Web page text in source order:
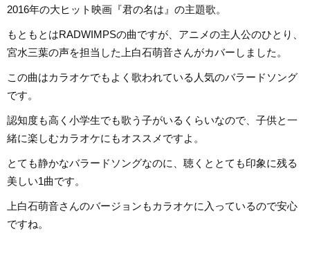
2016年の大ヒット映画『君の名は』の主題歌。
もともとはRADWIMPSの曲ですが、アニメの主人公のひとり、
宮水三葉の声を担当した上白石萌音さんがカバーしました。
この曲はカラオケでもよく歌われている人気のバラードソング
です。
認知度も高く小学生でも歌う子がいるくらいなので、子供と一
緒に楽しむカラオケにもオススメですよ。
とても静かなバラードソングなのに、聴くととても印象に残る
美しい1曲です。
上白石萌音さんのバージョンもカラオケに入っているので安心
ですね。